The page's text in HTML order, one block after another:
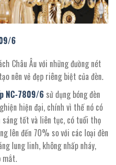
6
Châu Âu với những đường nét
nên vẻ đẹp riêng biệt của đèn.
NC-7809/6 sử dụng bóng đèn
hiện đại, chính vì thế nó có
sáng tốt và liên tục, có tuổi thọ
lên đến 70% so với các loại đèn
lung linh, không nhấp nháy,
mắt.